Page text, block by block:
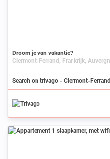
Droom je van vakantie?
Search on trivago - Clermont-Ferrand